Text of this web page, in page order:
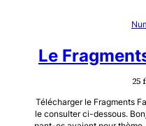
Le
25
Télécharger le Fragments
le consulter ci-dessous.